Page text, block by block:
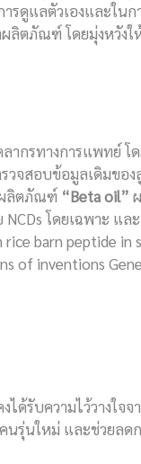
แลตัวเองและในก
ลิตภัณฑ์ โดยมุ่งหวัง
ทางการแพทย์ โดย
วจสอบข้อมูลเดิมขอ
ผลิตภัณฑ์ “Beta oil”
โดยเฉพาะ แล
barn peptide
of inventions
งได้รับความไว้วางใ
นใหม่ และช่วยลดก